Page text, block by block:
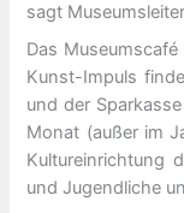
sagt
Das
Kunst-Impuls
und der
Monat (außer im
Kultureinrichtung
und Jugendliche